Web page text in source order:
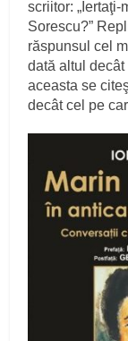
scriitor:
Sorescu?”
răspunsul cel
dată altul decât
aceasta se
decât cel pe